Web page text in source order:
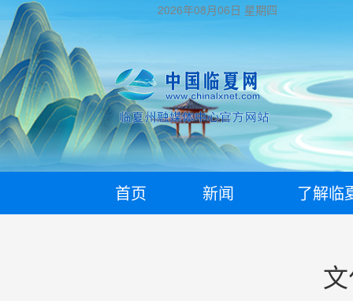
2026年08月06日 星期四
首页 新闻 了解临